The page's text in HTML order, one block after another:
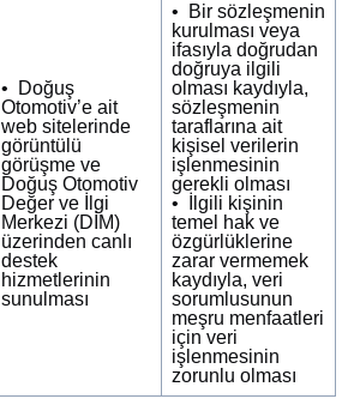
• Doğuş
Otomotiv’e ait
web sitelerinde
görüntülü
görüşme ve
Doğuş Otomotiv
Değer ve İlgi
Merkezi (DİM)
üzerinden canlı
destek
hizmetlerinin
sunulması
• Bir sözleşmenin
kurulması veya
ifasıyla doğrudan
doğruya ilgili
olması kaydıyla,
sözleşmenin
taraflarına ait
kişisel verilerin
işlenmesinin
gerekli olması
• İlgili kişinin
temel hak ve
özgürlüklerine
zarar vermemek
kaydıyla, veri
sorumlusunun
meşru menfaatleri
için veri
işlenmesinin
zorunlu olması